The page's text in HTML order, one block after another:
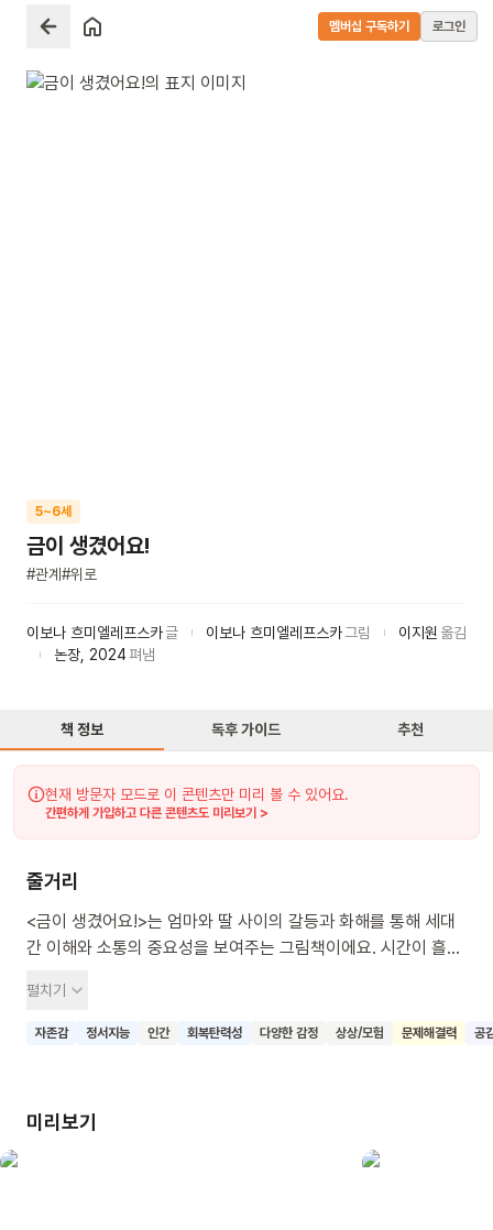
멤버십 구독하기 로그인
5~6세
금이 생겼어요!
#관계 #위로
이보나 흐미엘레프스카글 이보나 흐미엘레프스카그림 이지원 옮김
논장 2024펴냄
책 정보 독후 가이드 추천
현재 방문자 모드로 이 콘텐츠만 미리 볼 수 있어요.
간편하게 가입하고 다른 콘텐츠도 미리보기 >
줄거리
<금이 생겼어요!>는 엄마와 딸 사이의 갈등과 화해를 통해 세대
간 이해와 소통의 중요성을 보여주는 그림책이에요. 시간이 흘러
욕실에서 실수로 다리미를 떨어뜨려 타일에 금이 가요. 엄마는
자책하며 과거의 기억들을 떠올리고, 딸과의 관계에 대해
갈라진 금에서 꽃이 피어나는 장면은 희망과 새로운 시작을
펼치기
자존감 정서지능 인간 회복탄력성 다양한 감정 상상/모험 문제해결력 공
미리보기